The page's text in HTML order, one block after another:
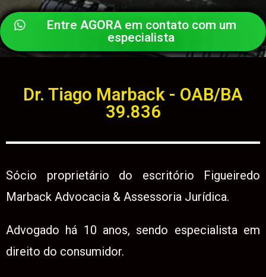
Entre AGORAem contato com um
especialista
Dr. Tiago Marback - OAB/BA
39.836
Sócio proprietário do escritório Figueiredo
Marback Advocacia & Assessoria Jurídica.
Advogado há 10 anos, sendo especialista em
direito do consumidor.